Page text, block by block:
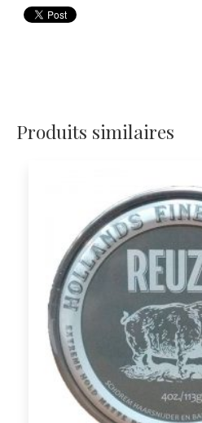
Produits similaires